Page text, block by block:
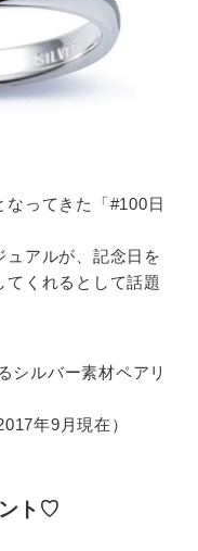
ってきた「#100日
ュアルが、記念日を
てくれるとして話題
シルバー素材ペアリ
年9月現在）
ト♡